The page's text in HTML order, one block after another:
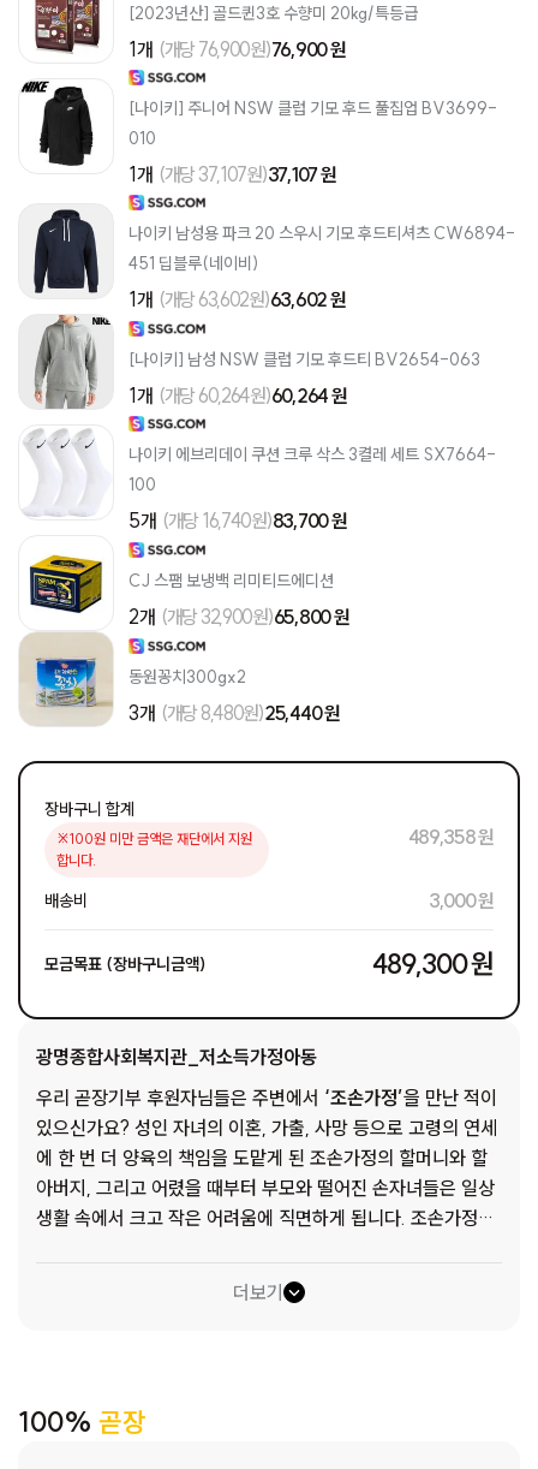
[2023년산] 골드퀸3호 수향미 20kg/특등급
1개 (개당 76,900원)76,900 원
[나이키] 주니어 NSW 클럽 기모 후드 풀집업 BV3699-
010
1개 (개당 37,107원)37,107 원
나이키 남성용 파크 20 스우시 기모 후드티셔츠 CW6894-
451 딥블루(네이비)
1개 (개당 63,602원)63,602 원
[나이키] 남성 NSW 클럽 기모 후드티 BV2654-063
1개 (개당 60,264원)60,264 원
나이키 에브리데이 쿠션 크루 삭스 3켤레 세트 SX7664-
100
5개 (개당 16,740원)83,700 원
CJ 스팸 보냉백 리미티드에디션
2개 (개당 32,900원)65,800 원
동원꽁치300gx2
3개 (개당 8,480원)25,440 원
장바구니 합계
※100원 미만 금액은 재단에서 지원
합니다.
489,358 원
배송비 3,000 원
모금목표 (장바구니금액) 489,300 원
광명종합사회복지관_저소득가정아동
우리 곧장기부 후원자님들은 주변에서 ‘조손가정’을 만난 적이
있으신가요? 성인 자녀의 이혼, 가출, 사망 등으로 고령의 연세
에 한 번 더 양육의 책임을 도맡게 된 조손가정의 할머니와 할
아버지, 그리고 어렸을 때부터 부모와 떨어진 손자녀들은 일상
생활 속에서 크고 작은 어려움에 직면하게 됩니다. 조손가정의
는 것으로 고려할 때, 손자녀들은 이미 부모에게 버림받거나 부
모와 떨어져 살아야 하는 경험을 가지고 조부모와 살면서 사회
정은 가장 높은 취약성을 가진 가족 유형으로 고령의 조부모와
더보기
100% 곧장